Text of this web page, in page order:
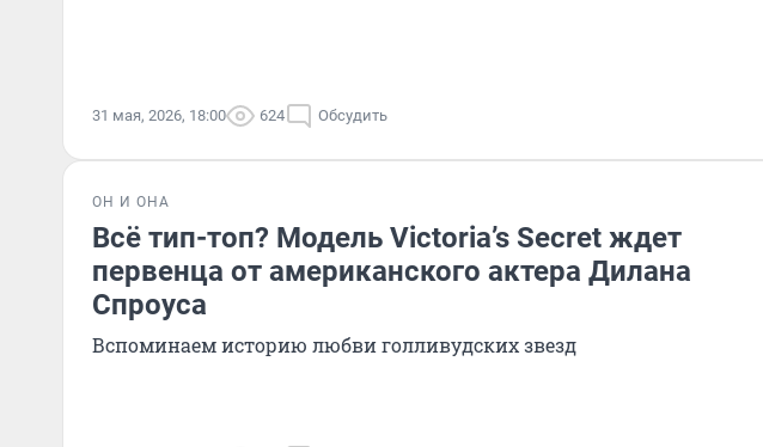
31 мая, 2026, 18:00 624 Обсудить
ОН И ОНА
Всё тип-топ? Модель Victoria’s Secret ждет
первенца от американского актера Дилана
Спроуса
Вспоминаем историю любви голливудских звезд